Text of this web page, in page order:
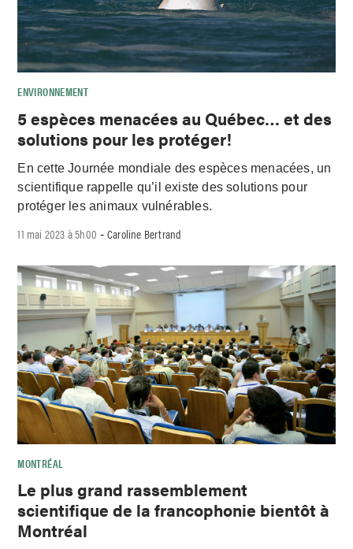
ENVIRONNEMENT
5 espèces menacées au Québec… et des
solutions pour les protéger!
En cette Journée mondiale des espèces menacées, un
scientifique rappelle qu’il existe des solutions pour
protéger les animaux vulnérables.
11 mai 2023 à 5h00 -Caroline Bertrand
MONTRÉAL
Le plus grand rassemblement
scientifique de la francophonie bientôt à
Montréal